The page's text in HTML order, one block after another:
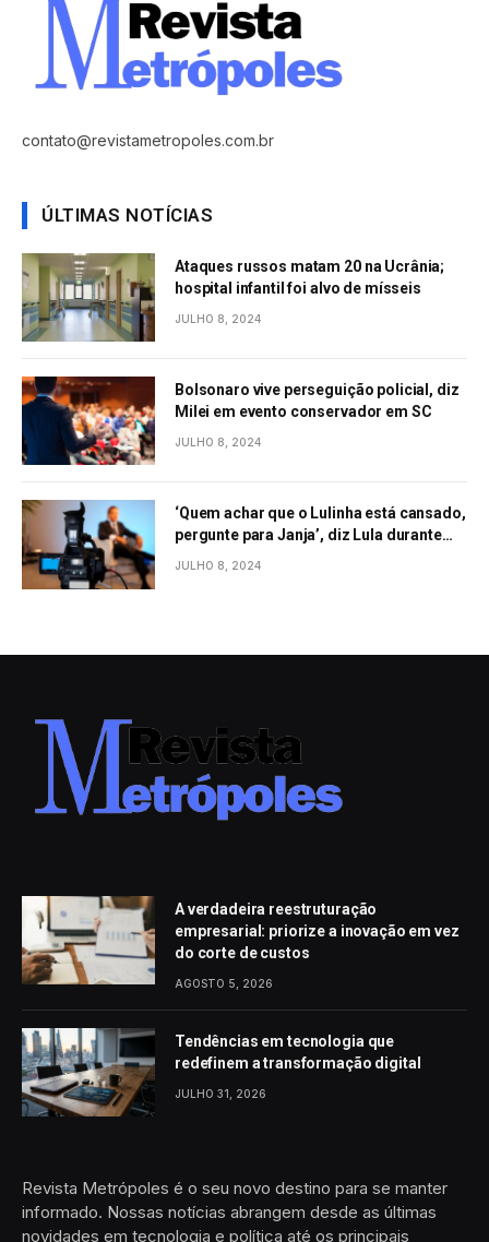
contato@revistametropoles.com.br
ÚLTIMAS NOTÍCIAS
Ataques russos matam 20 na Ucrânia;
hospital infantil foi alvo de mísseis
JULHO 8, 2024
Bolsonaro vive perseguição policial, diz
Milei em evento conservador em SC
JULHO 8, 2024
‘Quem achar que o Lulinha está cansado,
pergunte para Janja’, diz Lula durante
evento em São Paulo
JULHO 8, 2024
A verdadeira reestruturação
empresarial: priorize a inovação em vez
do corte de custos
AGOSTO 5, 2026
Tendências em tecnologia que
redefinem a transformação digital
JULHO 31, 2026
Revista Metrópoles é o seu novo destino para se manter
informado. Nossas notícias abrangem desde as últimas
novidades em tecnologia e política até os principais